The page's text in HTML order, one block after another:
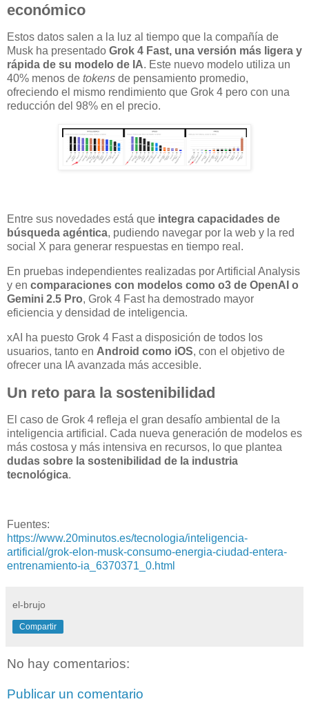
económico
Estos datos salen a la luz al tiempo que la compañía de
Musk ha presentado Grok 4 Fast, una versión más ligera y
rápida de su modelo de IA. Este nuevo modelo utiliza un
40% menos de tokens de pensamiento promedio,
ofreciendo el mismo rendimiento que Grok 4 pero con una
reducción del 98% en el precio.
Entre sus novedades está que integra capacidades de
búsqueda agéntica, pudiendo navegar por la web y la red
social X para generar respuestas en tiempo real.
En pruebas independientes realizadas por Artificial Analysis
y en comparaciones con modelos como o3 de OpenAI o
Gemini 2.5 Pro, Grok 4 Fast ha demostrado mayor
eficiencia y densidad de inteligencia.
xAI ha puesto Grok 4 Fast a disposición de todos los
usuarios, tanto en Android como iOS, con el objetivo de
ofrecer una IA avanzada más accesible.
Un reto para la sostenibilidad
El caso de Grok 4 refleja el gran desafío ambiental de la
inteligencia artificial. Cada nueva generación de modelos es
más costosa y más intensiva en recursos, lo que plantea
dudas sobre la sostenibilidad de la industria
tecnológica.
Fuentes:
https://www.20minutos.es/tecnologia/inteligencia-
artificial/grok-elon-musk-consumo-energia-ciudad-entera-
entrenamiento-ia_6370371_0.html
el-brujo
Compartir
No hay comentarios:
Publicar un comentario